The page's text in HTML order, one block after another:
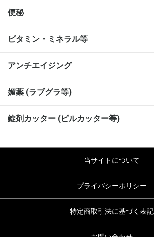
便秘
ビタミン・ミネラル等
アンチエイジング
媚薬 (ラブグラ等)
錠剤カッター (ピルカッター等)
当サイトについて
プライバシーポリシー
特定商取引法に基づく表記